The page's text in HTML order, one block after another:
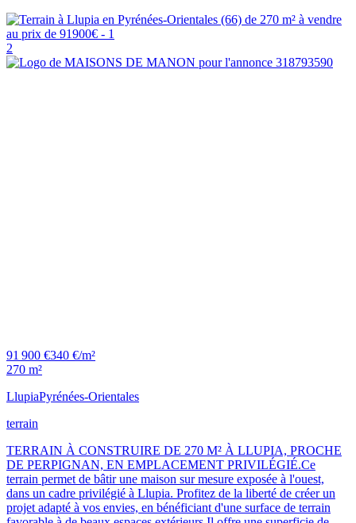
2
91 900 €340 €/m²
270 m²
LlupiaPyrénées-Orientales
terrain
TERRAIN À CONSTRUIRE DE 270 M² À LLUPIA, PROCHE
DE PERPIGNAN, EN EMPLACEMENT PRIVILÉGIÉ.Ce
terrain permet de bâtir une maison sur mesure exposée à l'ouest,
dans un cadre privilégié à Llupia. Profitez de la liberté de créer un
projet adapté à vos envies, en bénéficiant d'une surface de terrain